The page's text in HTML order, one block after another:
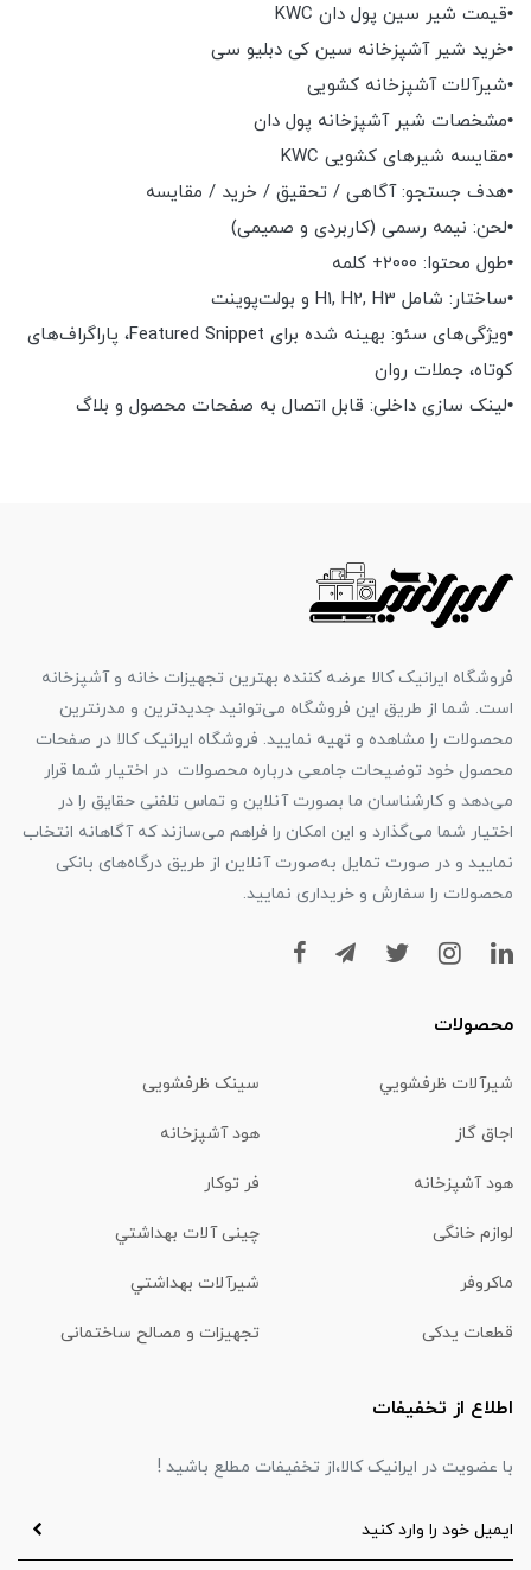
•قیمت شیر سین پول دان KWC
•خرید شیر آشپزخانه سین کی دبلیو سی
•شیرآلات آشپزخانه کشویی
•مشخصات شیر آشپزخانه پول دان
•مقایسه شیرهای کشویی KWC
•هدف جستجو: آگاهی / تحقیق / خرید / مقایسه
•لحن: نیمه رسمی (کاربردی و صمیمی)
•طول محتوا: ۲۰۰۰+ کلمه
•ساختار: شامل H1, H2, H3 و بولت‌پوینت
•ویژگی‌های سئو: بهینه شده برای Featured Snippet، پاراگراف‌های
کوتاه، جملات روان
•لینک سازی داخلی: قابل اتصال به صفحات محصول و بلاگ
فروشگاه ایرانیک کالا عرضه کننده بهترین تجهیزات خانه و آشپزخانه
است. شما از طریق این فروشگاه می‌توانید جدیدترین و مدرنترین
محصولات را مشاهده و تهیه نمایید. فروشگاه ایرانیک کالا در صفحات
محصول خود توضیحات جامعی درباره محصولات در اختیار شما قرار
می‌دهد و کارشناسان ما بصورت آنلاین و تماس تلفنی حقایق را در
اختیار شما می‌گذارد و این امکان را فراهم می‌سازند که آگاهانه انتخاب
نمایید و در صورت تمایل به‌صورت آنلاین از طریق درگاه‌های بانکی
محصولات را سفارش و خریداری نمایید.
محصولات
شیرآلات ظرفشويي سینک ظرفشویی
اجاق گاز هود آشپزخانه
هود آشپزخانه فر توکار
لوازم خانگی چینی آلات بهداشتي
ماكروفر شیرآلات بهداشتي
قطعات یدکی تجهیزات و مصالح ساختمانی
اطلاع از تخفیفات
با عضویت در ایرانیک کالا،از تخفیفات مطلع باشید !